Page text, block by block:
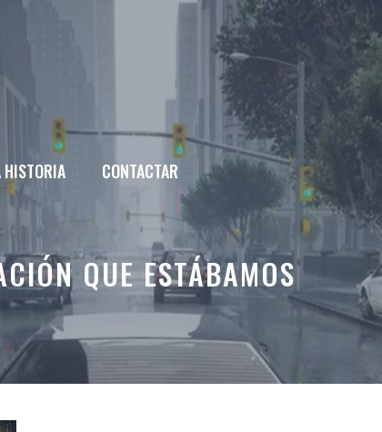
HISTORIA CONTACTAR
QUE ESTÁBAMOS